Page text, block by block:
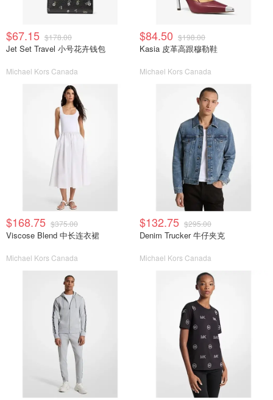
$67.15 $178.00
Jet Set Travel 小号花卉钱包
Michael Kors Canada
$84.50 $198.00
Kasia 皮革高跟穆勒鞋
Michael Kors Canada
$168.75 $375.00
Viscose Blend 中长连衣裙
Michael Kors Canada
$132.75 $295.00
Denim Trucker 牛仔夹克
Michael Kors Canada